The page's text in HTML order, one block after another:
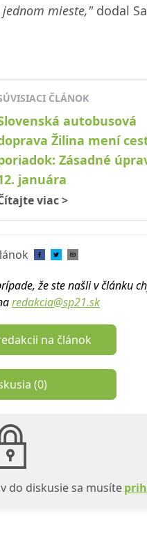
mieste,"dodal
ČLÁNOK
autobusová
Žilina mení
Zásadné
januára
viac>
že ste našli v článku
redakcia@sp21.sk
na článok
(0)
do diskusie sa musíte